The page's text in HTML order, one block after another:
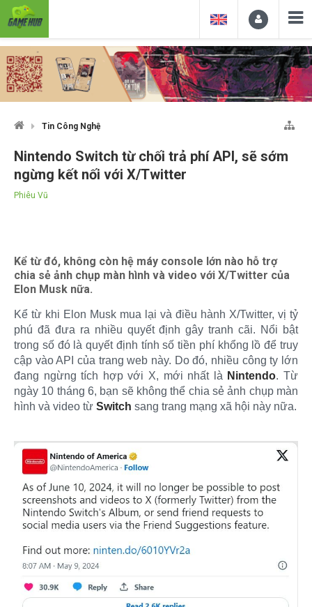
Tin Công Nghệ
Nintendo Switch từ chối trả phí API, sẽ sớm
ngừng kết nối với X/Twitter
Phiêu Vũ
Kể từ đó, không còn hệ máy console lớn nào hỗ trợ
chia sẻ ảnh chụp màn hình và video với X/Twitter của
Elon Musk nữa.
Kể từ khi Elon Musk mua lại và điều hành X/Twitter, vị tỷ
phú đã đưa ra nhiều quyết định gây tranh cãi. Nổi bật
trong số đó là quyết định tính số tiền phí khổng lồ để truy
cập vào API của trang web này. Do đó, nhiều công ty lớn
đang ngừng tích hợp với X, mới nhất là Nintendo. Từ
ngày 10 tháng 6, bạn sẽ không thể chia sẻ ảnh chụp màn
hình và video từ Switch sang trang mạng xã hội này nữa.